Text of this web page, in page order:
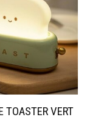
TOASTER VERT